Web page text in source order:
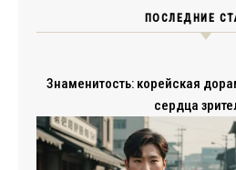
ПОСЛЕДНИЕ
Знаменитость: корейская
сердца